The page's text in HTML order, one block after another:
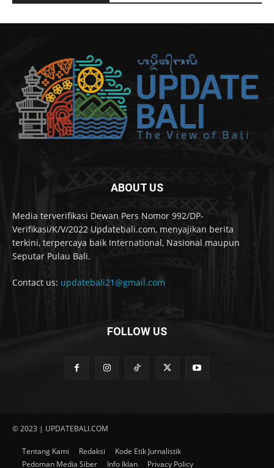
ABOUT US
Media terverifikasi Dewan Pers Nomor 992/DP-
Verifikasi/K/V/2022 Updatebali.com, menyajikan berita
terkini, terpercaya baik International, Nasional maupun
Seputar Pulau Bali.
Contact us: updatebali21@gmail.com
FOLLOW US
© 2023 | UPDATEBALI.COM
Tentang Kami Redaksi
Kode Etik Jurnalistik
Pedoman Media Siber
Info Iklan Privacy Policy